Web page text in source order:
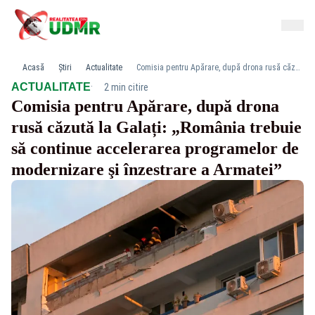
Acasă Știri Actualitate Comisia pentru Apărare, după drona rusă căzută la Galați: „România trebuie să continue accelerarea programelor de modernizare şi înzestrare a Armatei”
ACTUALITATE· 2 min citire
Comisia pentru Apărare, după drona
rusă căzută la Galați: „România trebuie
să continue accelerarea programelor de
modernizare şi înzestrare a Armatei”